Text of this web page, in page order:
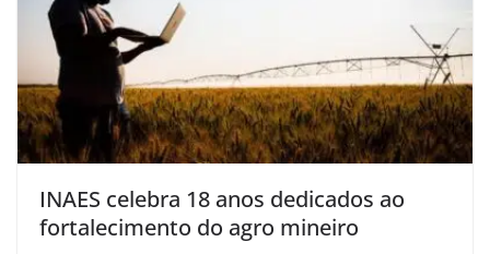
INAES celebra 18 anos dedicados ao
fortalecimento do agro mineiro